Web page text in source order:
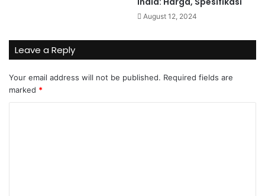
August 12, 2024
Leave a Reply
Your email address will not be published. Required fields are
marked *